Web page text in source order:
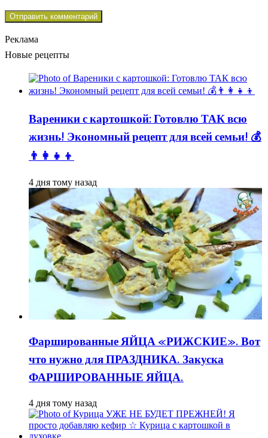
Реклама
Новые рецепты
Вареники с картошкой: Готовлю ТАК всю
жизнь! Экономный рецепт для всей семьи! 💰
👨👩👧👦
4 дня тому назад
Фаршированные ЯЙЦА «РИЖСКИЕ». Вот
что нужно для ПРАЗДНИКА. Закуска
ФАРШИРОВАННЫЕ ЯЙЦА.
4 дня тому назад